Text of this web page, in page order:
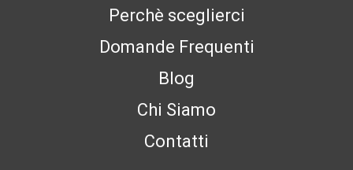
Perchè sceglierci
Domande Frequenti
Blog
Chi Siamo
Contatti